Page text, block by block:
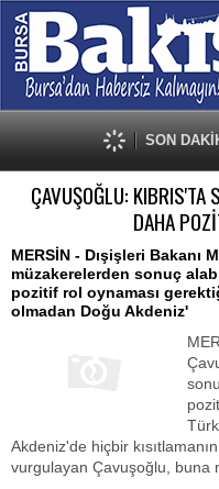
SON
ÇAVUŞOĞLU: KIBRIS'TA
DAHA
MERSİN - Dışişleri Bakanı
müzakerelerden sonuç
pozitif rol oynaması
olmadan Doğu Akdeniz'
Akdeniz'de hiçbir
vurgulayan Çavuşoğlu, buna